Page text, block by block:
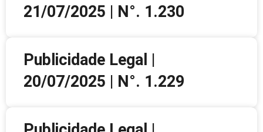
21/07/2025 | N°. 1.230
Publicidade Legal |
20/07/2025 | N°. 1.229